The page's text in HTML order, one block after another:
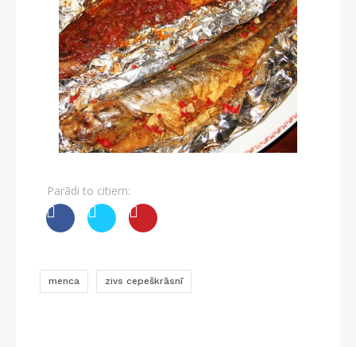
Parādi to citiem:
menca zivs cepeškrāsnī